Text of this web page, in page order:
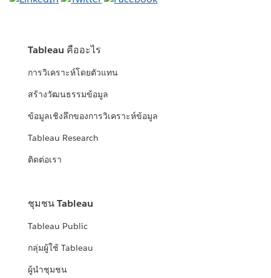
Tableau คืออะไร
การวิเคราะห์โดยตัวแทน
สร้างวัฒนธรรมข้อมูล
ข้อมูลเชิงลึกของการวิเคราะห์ข้อมูล
Tableau Research
ติดต่อเรา
ชุมชน Tableau
Tableau Public
กลุ่มผู้ใช้ Tableau
ผู้นำชุมชน